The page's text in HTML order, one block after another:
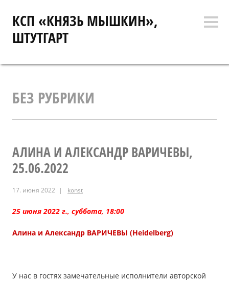
содержимому
КСП «КНЯЗЬ МЫШКИН»,
ШТУТГАРТ
БЕЗ РУБРИКИ
АЛИНА И АЛЕКСАНДР ВАРИЧЕВЫ,
25.06.2022
17. июня 2022 konst
25 июня 2022 г., суббота, 18:00
Алина и Александр ВАРИЧЕВЫ (Heidelberg)
У нас в гостях замечательные исполнители авторской